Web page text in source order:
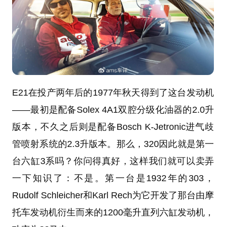
E21在投产两年后的1977年秋天得到了这台发动机
——最初是配备Solex 4A1双腔分级化油器的2.0升
版本，不久之后则是配备Bosch K-Jetronic进气歧
管喷射系统的2.3升版本。那么，320因此就是第一
台六缸3系吗？你问得真好，这样我们就可以卖弄
一下知识了：不是。第一台是1932年的303，
Rudolf Schleicher和Karl Rech为它开发了那台由摩
托车发动机衍生而来的1200毫升直列六缸发动机，